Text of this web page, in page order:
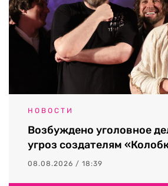
НОВОСТИ
Возбуждено уголовное
угроз создателям
08.08.2026 / 18:39